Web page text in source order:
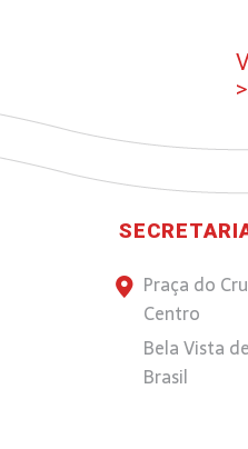
Praça do
Centro
Bela Vista
Brasil